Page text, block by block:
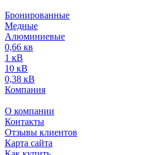
Бронированные
Медные
Алюминиевые
0,66 кв
1 кВ
10 кВ
0,38 кВ
Компания
О компании
Контакты
Отзывы клиентов
Карта сайта